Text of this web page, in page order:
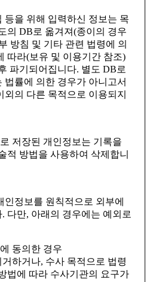
등을 위해 입력하신 정보는 목
의 DB로 옮겨져(종이의 경우
방침 및 기타 관련 법령에 의
따라(보유 및 이용기간 참조)
파기되어집니다. 별도 DB로
법률에 의한 경우가 아니고서
외의 다른 목적으로 이용되지
저장된 개인정보는 기록을
적 방법을 사용하여 삭제합니
인정보를 원칙적으로 외부에
다만, 아래의 경우에는 예외로
동의한 경우
하거나, 수사 목적으로 법령
법에 따라 수사기관의 요구가